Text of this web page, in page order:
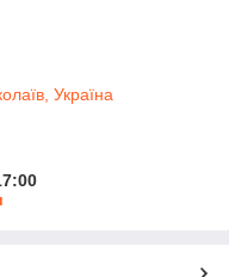
Україна